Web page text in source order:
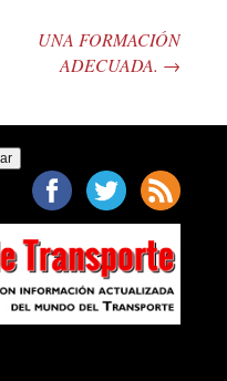
UNA FORMACIÓN
ADECUADA. →